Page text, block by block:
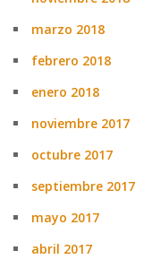
marzo 2018
febrero 2018
enero 2018
noviembre 2017
octubre 2017
septiembre 2017
mayo 2017
abril 2017